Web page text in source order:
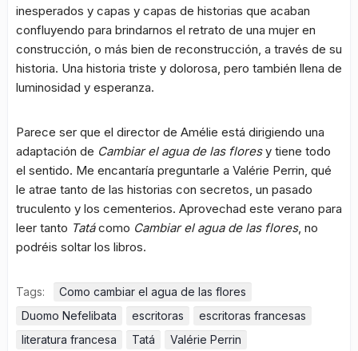
inesperados y capas y capas de historias que acaban
confluyendo para brindarnos el retrato de una mujer en
construcción, o más bien de reconstrucción, a través de su
historia. Una historia triste y dolorosa, pero también llena de
luminosidad y esperanza.
Parece ser que el director de Amélie está dirigiendo una
adaptación de Cambiar el agua de las floresy tiene todo
el sentido. Me encantaría preguntarle a Valérie Perrin, qué
le atrae tanto de las historias con secretos, un pasado
truculento y los cementerios. Aprovechad este verano para
leer tanto Tatácomo Cambiar el agua de las flores, no
podréis soltar los libros.
Tags:
Como cambiar el agua de las flores
Duomo Nefelibata
escritoras
escritoras francesas
literatura francesa
Tatá Valérie Perrin